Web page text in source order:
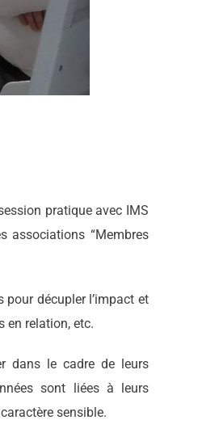
pratique avec IMS
associations “Membres
décupler l’impact et
en relation, etc.
dans le cadre de leurs
sont liées à leurs
sensible.